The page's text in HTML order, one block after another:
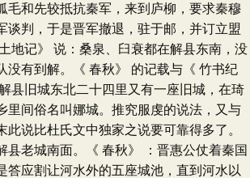
毛和先较抵抗秦军，来到庐柳，要求秦穆
谈判，于是晋军撤退，驻于邮，并订立盟
地记》 说：桑泉、臼衰都在解县东南，没
没有到解。《 春秋》 的记载与《 竹书纪
县旧城东北二十四里又有一座旧城，在琦
里间俗名叫娜城。推究服虔的说法，又与
此说比杜氏文中独家之说要可靠得多了。
县老城南面。《 春秋》 ：晋惠公仗着秦国
答应割让河水外的五座城池，直到河水以